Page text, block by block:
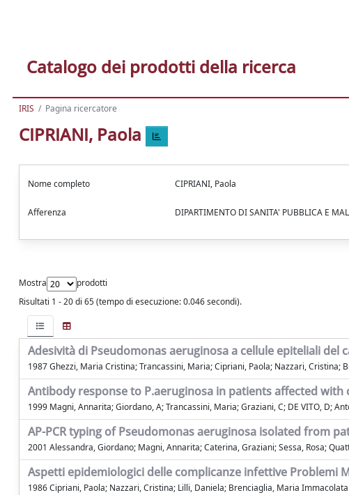
Catalogo dei prodotti della ricerca
IRIS Pagina ricercatore
CIPRIANI, Paola
Nome completo CIPRIANI, Paola
Afferenza DIPARTIMENTO DI SANITA' PUBBLICA E
Mostra
prodotti
Risultati 1 - 20 di 65 (tempo di esecuzione: 0.046 secondi).
Adesività di Pseudomonas aeruginosa a cellule epiteliali
1987 Ghezzi, Maria Cristina; Trancassini, Maria; Cipriani, Paola; Nazzari, Cristina;
Antibody response to P.aeruginosa in patients affected
1999 Magni, Annarita; Giordano, A; Trancassini, Maria; Graziani, C; DE VITO, D;
AP-PCR typing of Pseudomonas aeruginosa isolated from
2001 Alessandra, Giordano; Magni, Annarita; Caterina, Graziani; Sessa, Rosa;
Aspetti epidemiologici delle complicanze infettive Problemi
1986 Cipriani, Paola; Nazzari, Cristina; Lilli, Daniela; Brenciaglia, Maria Immacolata